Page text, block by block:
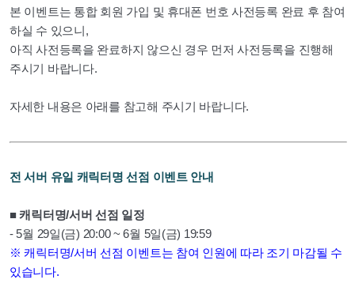
본 이벤트는 통합 회원 가입 및 휴대폰 번호 사전등록 완료 후 참여
하실 수 있으니,
아직 사전등록을 완료하지 않으신 경우 먼저 사전등록을 진행해
주시기 바랍니다.
자세한 내용은 아래를 참고해 주시기 바랍니다.
전 서버 유일 캐릭터명 선점 이벤트 안내
■ 캐릭터명/서버 선점 일정
- 5월 29일(금) 20:00 ~ 6월 5일(금) 19:59
※ 캐릭터명/서버 선점 이벤트는 참여 인원에 따라 조기 마감될 수
있습니다.